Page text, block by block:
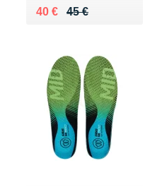
45 €
Au lieu de 45 €
40 €
Vendu 40 €